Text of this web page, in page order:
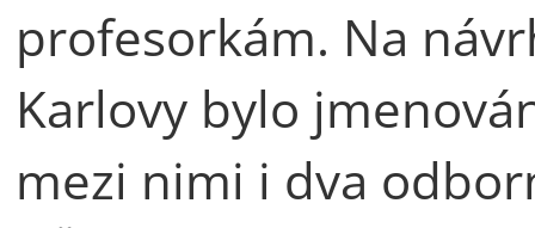
profesorkám. Na
Karlovy bylo
mezi nimi i dva